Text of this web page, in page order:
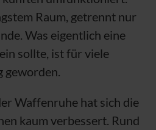
Raum, getrennt nur
Was eigentlich eine
sollte, ist für viele
geworden.
Waffenruhe hat sich die
kaum verbessert. Rund